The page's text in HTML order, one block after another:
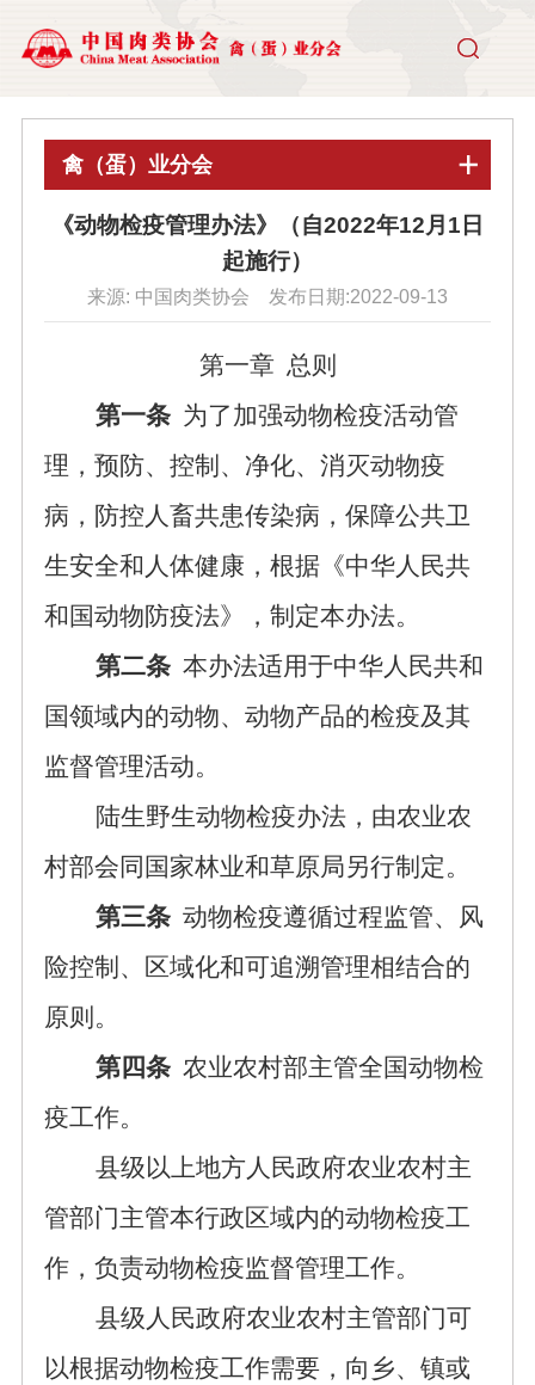
禽（蛋）业分会
《动物检疫管理办法》（自2022年12月1日
起施行）
来源: 中国肉类协会 发布日期:2022-09-13
第一章 总则
第一条 为了加强动物检疫活动管
理，预防、控制、净化、消灭动物疫
病，防控人畜共患传染病，保障公共卫
生安全和人体健康，根据《中华人民共
和国动物防疫法》，制定本办法。
第二条 本办法适用于中华人民共和
国领域内的动物、动物产品的检疫及其
监督管理活动。
陆生野生动物检疫办法，由农业农
村部会同国家林业和草原局另行制定。
第三条 动物检疫遵循过程监管、风
险控制、区域化和可追溯管理相结合的
原则。
第四条 农业农村部主管全国动物检
疫工作。
县级以上地方人民政府农业农村主
管部门主管本行政区域内的动物检疫工
作，负责动物检疫监督管理工作。
县级人民政府农业农村主管部门可
以根据动物检疫工作需要，向乡、镇或